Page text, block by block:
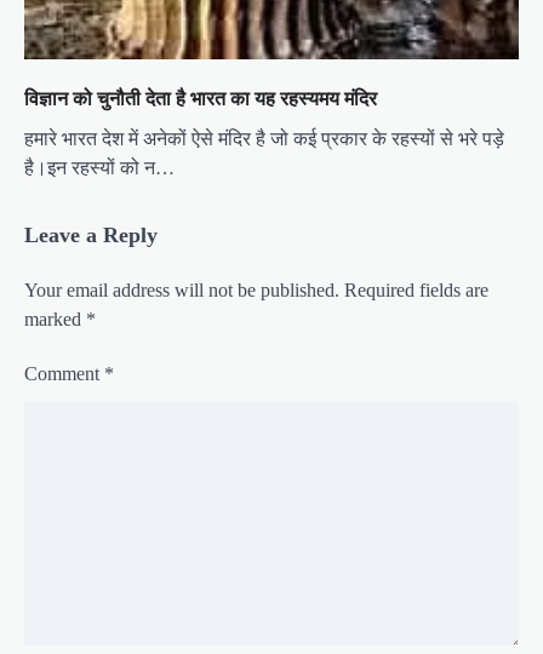
विज्ञान को चुनौती देता है भारत का यह रहस्यमय मंदिर
हमारे भारत देश में अनेकों ऐसे मंदिर है जो कई प्रकार के रहस्यों से भरे पड़े
है।इन रहस्यों को न…
Leave a Reply
Your email address will not be published. Required fields are
marked *
Comment *